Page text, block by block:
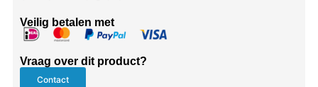
Veilig betalen met
Vraag over dit product?
Contact